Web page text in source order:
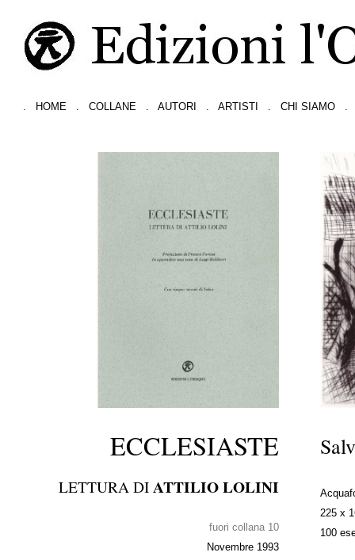
HOME COLLANE AUTORI ARTISTI CHI SIAMO
ECCLESIASTE
LETTURA DIATTILIO LOLINI
fuori collana 10
Novembre 1993
225 x
100